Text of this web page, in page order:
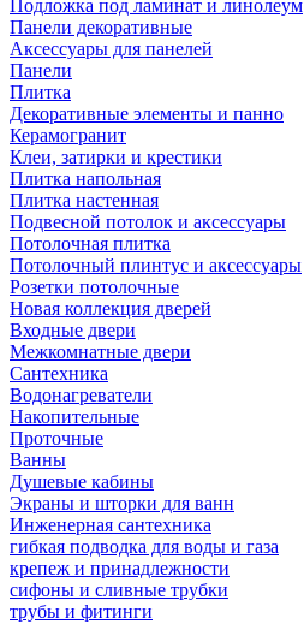
Подложка под ламинат и линолеум
Панели декоративные
Аксессуары для панелей
Панели
Плитка
Декоративные элементы и панно
Керамогранит
Клеи, затирки и крестики
Плитка напольная
Плитка настенная
Подвесной потолок и аксессуары
Потолочная плитка
Потолочный плинтус и аксессуары
Розетки потолочные
Новая коллекция дверей
Входные двери
Межкомнатные двери
Сантехника
Водонагреватели
Накопительные
Проточные
Ванны
Душевые кабины
Экраны и шторки для ванн
Инженерная сантехника
гибкая подводка для воды и газа
крепеж и принадлежности
сифоны и сливные трубки
трубы и фитинги